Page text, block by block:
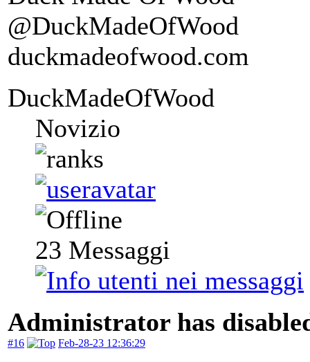
@DuckMadeOfWood
duckmadeofwood.com
DuckMadeOfWood
Novizio
23 Messaggi
Administrator has
#16 Feb-28-23 12:36:29